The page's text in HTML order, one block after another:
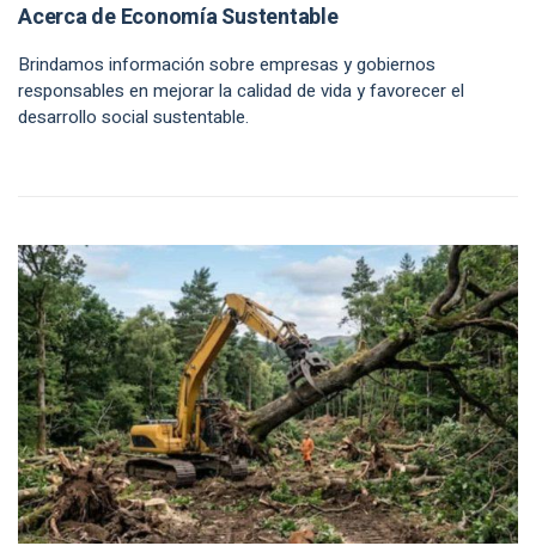
Acerca de Economía Sustentable
Brindamos información sobre empresas y gobiernos
responsables en mejorar la calidad de vida y favorecer el
desarrollo social sustentable.